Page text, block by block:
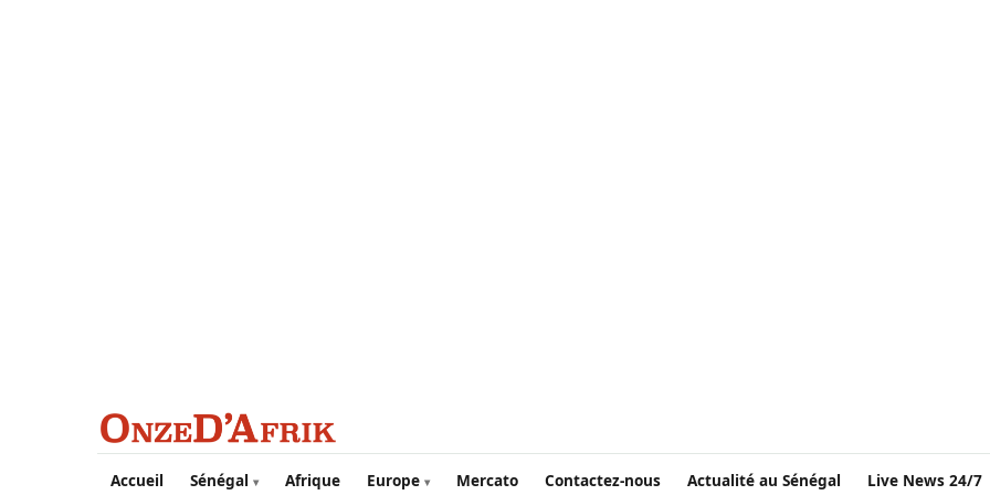
Aller au contenu principal
Accueil Sénégal Afrique Europe Mercato Contactez-nous Actualité au Sénégal Live News 24/7